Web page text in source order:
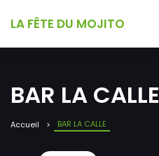
LA FÊTE DU MOJITO
BAR LA CALLE
Accueil BAR LA CALLE